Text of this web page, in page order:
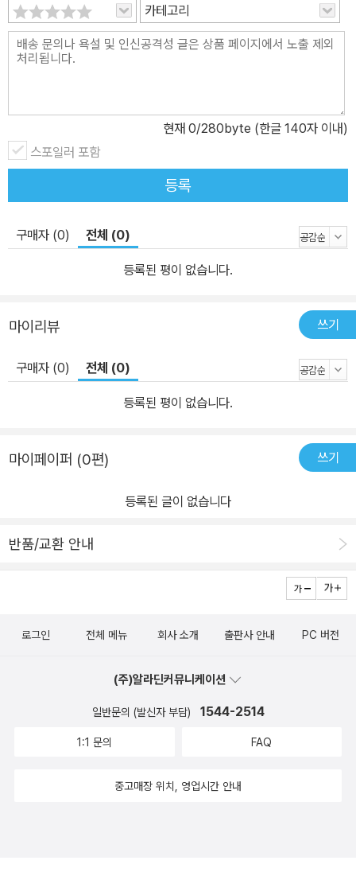
카테고리
현재 0/280byte (한글 140자 이내)
스포일러 포함
등록
구매자 (0) 전체 (0)
등록된 평이 없습니다.
마이리뷰 쓰기
구매자 (0) 전체 (0)
등록된 평이 없습니다.
마이페이퍼 (0편) 쓰기
등록된 글이 없습니다
반품/교환 안내
로그인 전체 메뉴 회사 소개 출판사 안내 PC 버전
(주)알라딘커뮤니케이션
일반문의 (발신자 부담) 1544-2514
1:1 문의 FAQ
중고매장 위치, 영업시간 안내